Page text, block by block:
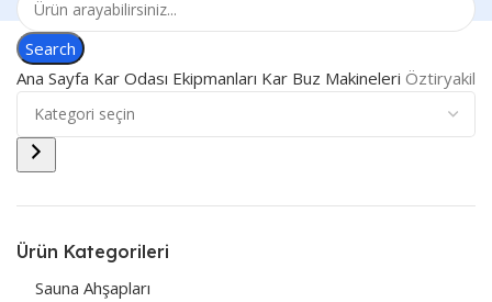
Search
Ana Sayfa Kar Odası Ekipmanları Kar Buz Makineleri
Ürün Kategorileri
Sauna Ahşapları